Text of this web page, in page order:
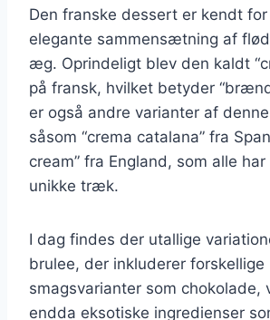
Den franske dessert er kendt
elegante sammensætning af
æg. Oprindeligt blev den kaldt
på fransk, hvilket betyder
er også andre varianter af
såsom “crema catalana” fra
cream” fra England, som alle
unikke træk.
I dag findes der utallige
brulee, der inkluderer forskellige
smagsvarianter som chokolade,
endda eksotiske ingredienser